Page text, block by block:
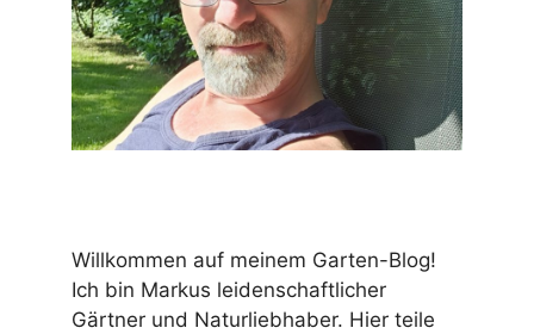
Willkommen auf meinem Garten-Blog!
Ich bin Markus leidenschaftlicher
Gärtner und Naturliebhaber. Hier teile